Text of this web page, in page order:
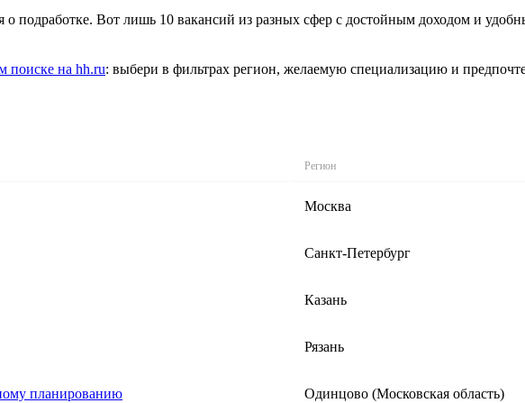
подработке. Вот лишь 10 вакансий из разных сфер с достойным доходом и
поиске на hh.ru: выбери в фильтрах регион, желаемую специализацию и
Регион
Москва
Санкт-Петербург
Казань
Рязань
планированию Одинцово (Московская область)